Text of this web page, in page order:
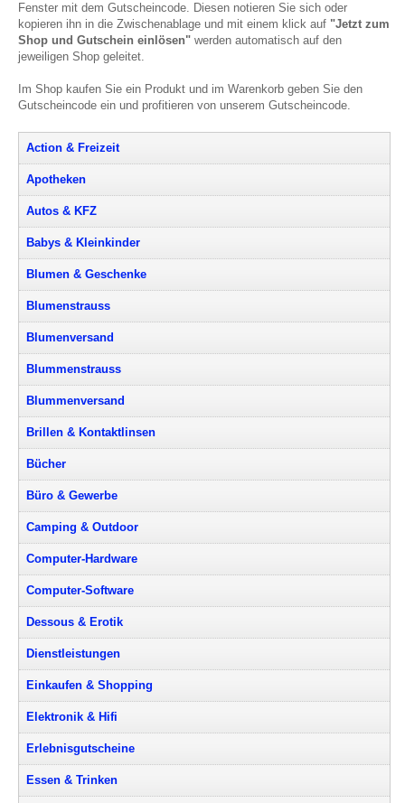
Fenster mit dem Gutscheincode. Diesen notieren Sie sich oder
kopieren ihn in die Zwischenablage und mit einem klick auf "Jetzt zum
Shop und Gutschein einlösen" werden automatisch auf den
jeweiligen Shop geleitet.
Im Shop kaufen Sie ein Produkt und im Warenkorb geben Sie den
Gutscheincode ein und profitieren von unserem Gutscheincode.
Action & Freizeit
Apotheken
Autos & KFZ
Babys & Kleinkinder
Blumen & Geschenke
Blumenstrauss
Blumenversand
Blummenstrauss
Blummenversand
Brillen & Kontaktlinsen
Bücher
Büro & Gewerbe
Camping & Outdoor
Computer-Hardware
Computer-Software
Dessous & Erotik
Dienstleistungen
Einkaufen & Shopping
Elektronik & Hifi
Erlebnisgutscheine
Essen & Trinken